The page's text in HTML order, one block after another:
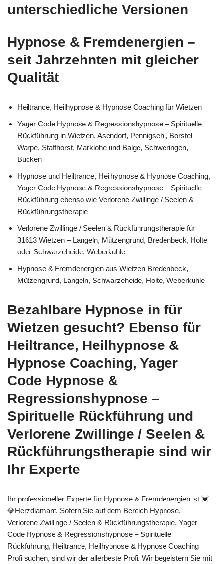
unterschiedliche Versionen
Hypnose & Fremdenergien –
seit Jahrzehnten mit gleicher
Qualität
Heiltrance, Heilhypnose & Hypnose Coaching für Wietzen
Yager Code Hypnose & Regressionshypnose – Spirituelle
Rückführung in Wietzen, Asendorf, Pennigsehl, Borstel,
Warpe, Staffhorst, Marklohe und Balge, Schweringen,
Bücken
Hypnose und Heiltrance, Heilhypnose & Hypnose Coaching,
Yager Code Hypnose & Regressionshypnose – Spirituelle
Rückführung ebenso wie Verlorene Zwillinge / Seelen &
Rückführungstherapie
Verlorene Zwillinge / Seelen & Rückführungstherapie für
31613 Wietzen – Langeln, Mützengrund, Bredenbeck, Holte
oder Schwarzeheide, Weberkuhle
Hypnose & Fremdenergien aus Wietzen Bredenbeck,
Mützengrund, Langeln, Schwarzeheide, Holte, Weberkuhle
Bezahlbare Hypnose in für
Wietzen gesucht? Ebenso für
Heiltrance, Heilhypnose &
Hypnose Coaching, Yager
Code Hypnose &
Regressionshypnose –
Spirituelle Rückführung und
Verlorene Zwillinge / Seelen &
Rückführungstherapie sind wir
Ihr Experte
Ihr professioneller Experte für Hypnose & Fremdenergien ist 💓️
💎Herzdiamant. Sofern Sie auf dem Bereich Hypnose,
Verlorene Zwillinge / Seelen & Rückführungstherapie, Yager
Code Hypnose & Regressionshypnose – Spirituelle
Rückführung, Heiltrance, Heilhypnose & Hypnose Coaching
Profi suchen, sind wir der allerbeste Profi. Wir begeistern Sie mit